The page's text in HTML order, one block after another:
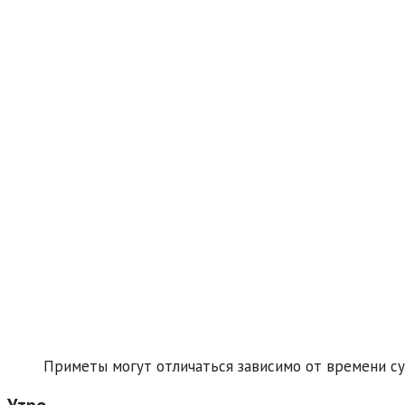
Приметы могут отличаться зависимо от времени